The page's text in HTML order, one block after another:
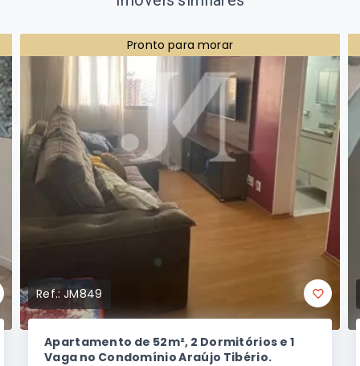
Pronto para morar
Ref.:JM849
Apartamento de 52m², 2 Dormitórios e 1
Vaga no Condomínio Araújo Tibério.